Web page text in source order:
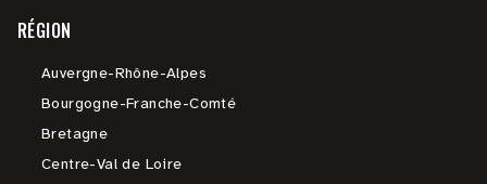
RÉGION
Auvergne-Rhône-Alpes
Bourgogne-Franche-Comté
Bretagne
Centre-Val de Loire